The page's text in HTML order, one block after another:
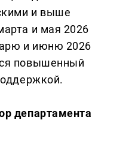
и выше
и мая 2026
и июню 2026
повышенный
департамента